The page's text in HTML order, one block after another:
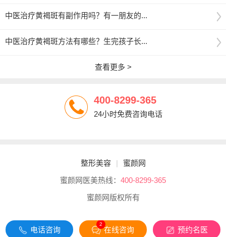
中医治疗黄褐斑有副作用吗？有一朋友的...
中医治疗黄褐斑方法有哪些？生完孩子长...
查看更多 >
400-8299-365
24小时免费咨询电话
整形美容 |
蜜颜网
蜜颜网医美热线： 400-8299-365
蜜颜网版权所有
电话咨询
2
在线咨询 预约名医